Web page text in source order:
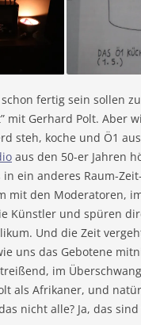
fertig sein sollen
mit Gerhard Polt. Aber
steh, koche und Ö1
aus den 50-er Jahren
in ein anderes Raum-
mit den Moderatoren,
Künstler und spüren
Und die Zeit
uns das Gebotene
im
als Afrikaner, und
nicht alle? Ja, das